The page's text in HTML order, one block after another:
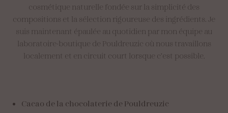
cosmétique naturelle fondée sur la simplicité des
compositions et la sélection rigoureuse des ingrédients. Je
suis maintenant épaulée au quotidien par mon équipe au
laboratoire-boutique de Pouldreuzic où nous travaillons
localement et en circuit court lorsque c’est possible.
Cacao de la chocolaterie de Pouldreuzic